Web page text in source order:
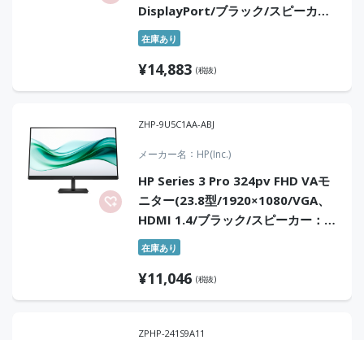
DisplayPort/ブラック/スピーカ
ー：あり/「5年保証」/100Hz対応/
広可動域なフリースタイルスタンド
在庫あり
¥14,883 (税抜)
ZHP-9U5C1AA-ABJ
メーカー名 HP(Inc.)
HP Series 3 Pro 324pv FHD VAモ
ニター(23.8型/1920×1080/VGA、
HDMI 1.4/ブラック/スピーカー：
無)
在庫あり
¥11,046 (税抜)
ZPHP-241S9A11